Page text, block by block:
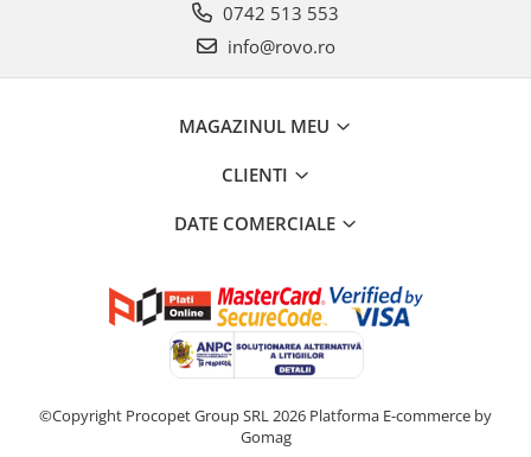
0742 513 553
info@rovo.ro
MAGAZINUL MEU
CLIENTI
DATE COMERCIALE
©Copyright Procopet Group SRL 2026 Platforma E-commerce by
Gomag